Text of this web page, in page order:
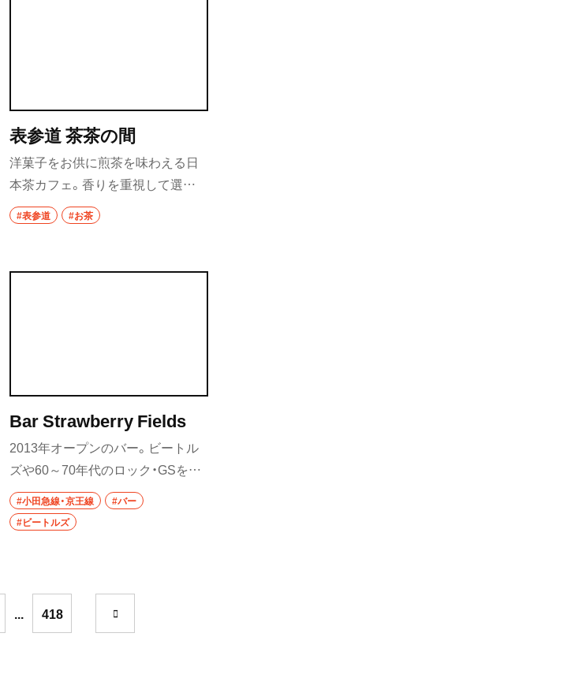
表参道 茶茶の間
洋菓子をお供に煎茶を味わえる日
本茶カフェ。香りを重視して選び
抜いたお茶を提供する。
#表参道 #お茶
Bar Strawberry Fields
2013年オープンのバー。ビートル
ズや60～70年代のロック・GSを中
心に音楽を楽しめる。レコードを
かけることもある。
#小田急線・京王線
#バー
#ビートルズ
... 418